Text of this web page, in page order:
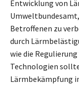
Entwicklung von
Betroffenen zu
durch
wie die
Technologien
Lärmbekämpfung